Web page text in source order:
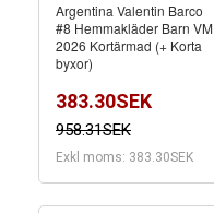
Argentina Valentin Barco
#8 Hemmakläder Barn VM
2026 Kortärmad (+ Korta
byxor)
383.30SEK
958.31SEK
Exkl moms: 383.30SEK